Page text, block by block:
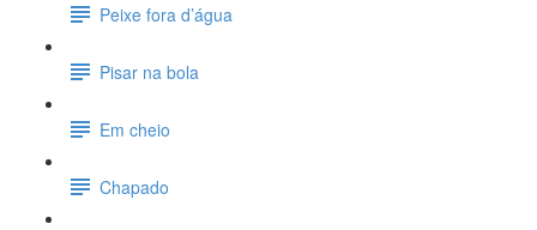
Peixe fora d’água
Pisar na bola
Em cheio
Chapado